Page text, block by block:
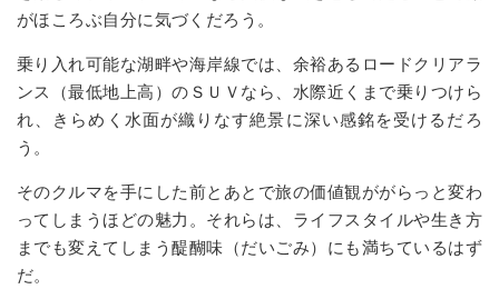
がほころぶ自分に気づくだろう。
乗り入れ可能な湖畔や海岸線では、余裕あるロードクリアラ
ンス（最低地上高）のＳＵＶなら、水際近くまで乗りつけら
れ、きらめく水面が織りなす絶景に深い感銘を受けるだろ
う。
そのクルマを手にした前とあとで旅の価値観ががらっと変わ
ってしまうほどの魅力。それらは、ライフスタイルや生き方
までも変えてしまう醍醐味（だいごみ）にも満ちているはず
だ。